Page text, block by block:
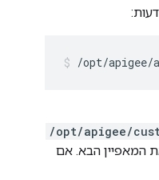
/opt/apigee/
/opt/apigee/
המאפיין הבא. אם